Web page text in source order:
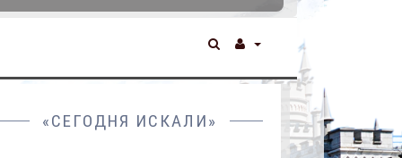
«СЕГОДНЯ ИСКАЛИ»